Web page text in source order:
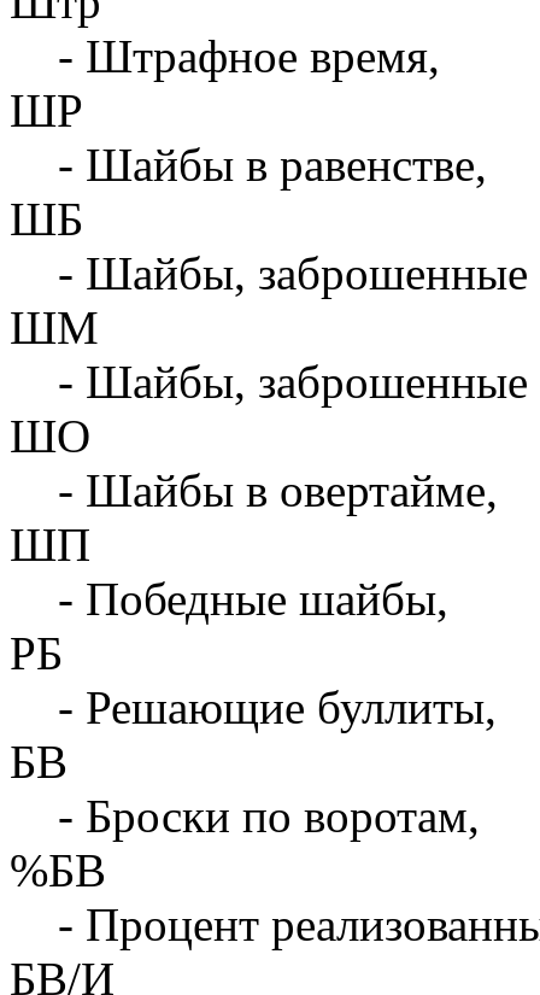
- Штрафное время,
ШР
- Шайбы в равенстве,
ШБ
- Шайбы, заброшенные
ШМ
- Шайбы, заброшенные
ШО
- Шайбы в овертайме,
ШП
- Победные шайбы,
РБ
- Решающие буллиты,
БВ
- Броски по воротам,
%БВ
- Процент
БВ/И